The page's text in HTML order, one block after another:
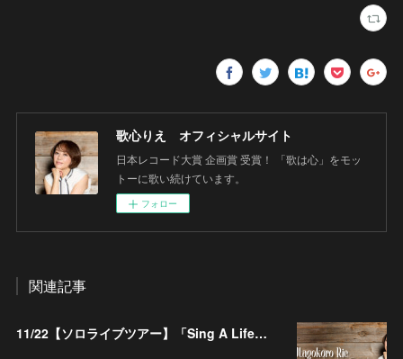
歌心りえ オフィシャルサイト
日本レコード大賞 企画賞 受賞！ 「歌は心」をモッ
トーに歌い続けています。
フォロー
関連記事
11/22【ソロライブツアー】「Sing A Life」石川 金沢歌劇座